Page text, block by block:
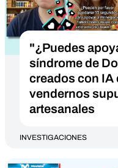
"¿Puedes
síndrome de
creados con IA
vendernos
artesanales
INVESTIGACIONES